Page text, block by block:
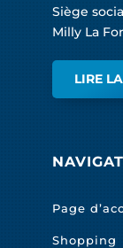
Siège
Milly La
LIRE
Page
Shopping